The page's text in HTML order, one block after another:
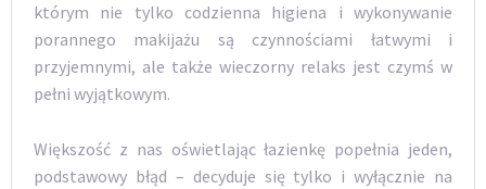
którym nie tylko codzienna higiena i wykonywanie
porannego makijażu są czynnościami łatwymi i
przyjemnymi, ale także wieczorny relaks jest czymś w
pełni wyjątkowym.
Większość z nas oświetlając łazienkę popełnia jeden,
podstawowy błąd – decyduje się tylko i wyłącznie na